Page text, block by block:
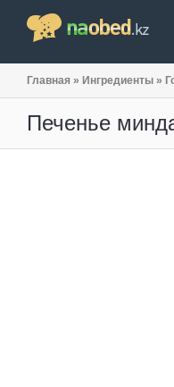
Главная » Ингредиенты »
Печенье